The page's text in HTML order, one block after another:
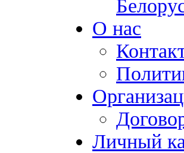
О нас
Личный